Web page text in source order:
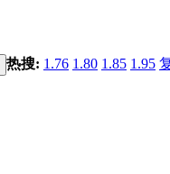
热搜: 1.76 1.80 1.85 1.95